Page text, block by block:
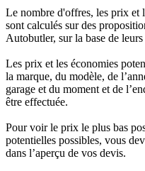
Le nombre d'offres, les prix et
sont calculés sur des
Autobutler, sur la base de
Les prix et les économies
la marque, du modèle, de
garage et du moment et de
être effectuée.
Pour voir le prix le plus bas
potentielles possibles, vous
dans l’aperçu de vos devis.